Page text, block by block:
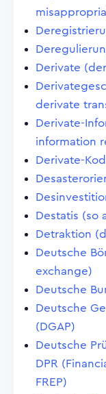
Derivate
derivate
Derivate-
information
Derivate-
Destatis (so
Detraktion
Deutsche
exchange)
Deutsche
Deutsche
(DGAP)
Deutsche
DPR
FREP)